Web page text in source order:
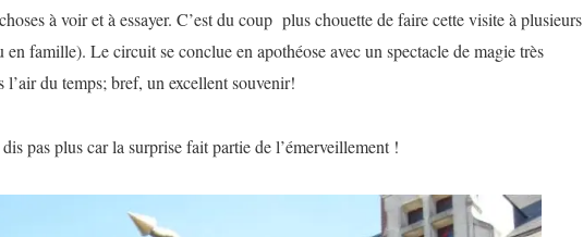
à voir et à essayer. C’est du coup plus chouette de faire cette visite à plusieurs
en famille). Le circuit se conclue en apothéose avec un spectacle de magie très
l’air du temps; bref, un excellent souvenir!
pas plus car la surprise fait partie de l’émerveillement !